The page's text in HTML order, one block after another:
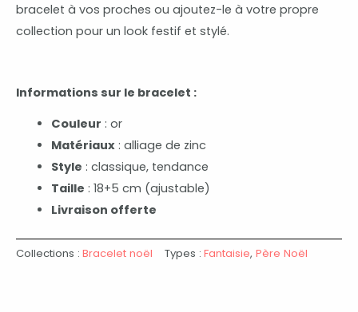
bracelet à vos proches ou ajoutez-le à votre propre
collection pour un look festif et stylé.
Informations sur le bracelet :
Couleur : or
Matériaux: alliage de zinc
Style : classique, tendance
Taille : 18+5 cm (ajustable)
Livraison offerte
Collections : Bracelet noël Types : Fantaisie, Père Noël